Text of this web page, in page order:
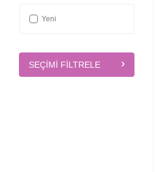
Yeni
SEÇIMI FILTRELE